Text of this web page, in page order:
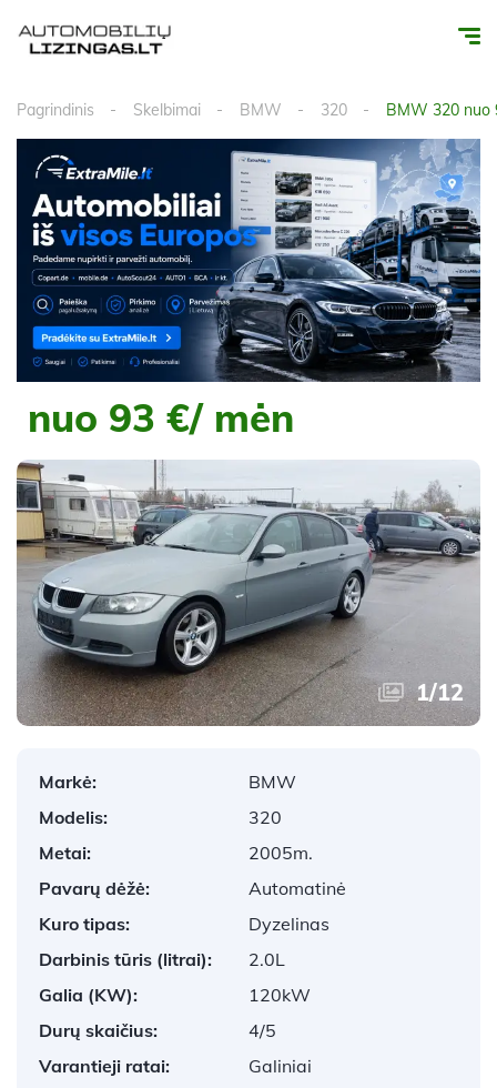
Pagrindinis Skelbimai BMW 320 BMW 320 nuo
nuo 93 €/ mėn
1/12
Markė:
BMW
Modelis:
320
Metai:
2005m.
Pavarų dėžė:
Automatinė
Kuro tipas:
Dyzelinas
Darbinis tūris (litrai):
2.0L
Galia (KW):
120kW
Durų skaičius:
4/5
Varantieji ratai:
Galiniai